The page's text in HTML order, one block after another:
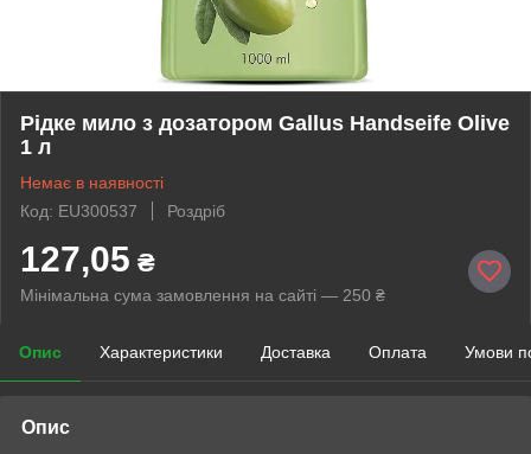
Рідке мило з дозатором Gallus Handseife Olive
1 л
Немає в наявності
Код: EU300537
Роздріб
127,05 ₴
Мінімальна сума замовлення на сайті — 250 ₴
Опис Характеристики Доставка Оплата Умови
Опис